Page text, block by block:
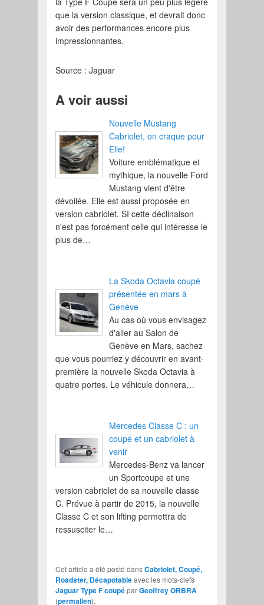
que la version classique, et devrait donc
avoir des performances encore plus
impressionnantes.
Source : Jaguar
A voir aussi
Nouvelle Mustang
Cabriolet, on craque pour
Elle!
Voiture emblématique et
mythique, la nouvelle Ford
Mustang vient d'être
dévoilée. Elle est aussi proposée en
version cabriolet. SI cette déclinaison
n'est pas forcément celle qui intéresse le
plus de…
La Skoda Octavia coupé
présentée en mars à
Genève
Au cas où vous envisagez
d'aller au Salon de
Genève en Mars, sachez
que vous pourriez y découvrir en avant-
première la nouvelle Skoda Octavia à
quatre portes. Le véhicule donnera…
Mercedes Classe C : un
coupé et un cabriolet à
venir
Mercedes-Benz va lancer
un Sportcoupe et une
version cabriolet de sa nouvelle classe
C. Prévue à partir de 2015, la nouvelle
Classe C et son lifting permettra de
ressusciter le…
Cet article a été posté dansCabriolet, Coupé,
Roadster, Décapotableavec les mots-clefs
Jaguar Type F coupéparGeoffrey ORBRA
(permalien).